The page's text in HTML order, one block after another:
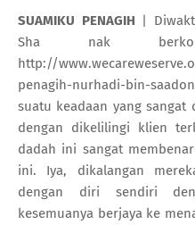
SUAMIKU PENAGIH |
Sha nak
http://
penagih-nurhadi-bin-
suatu keadaan yang sangat
dengan dikelilingi klien
dadah ini sangat
ini. Iya, dikalangan
dengan diri sendiri
kesemuanya berjaya ke